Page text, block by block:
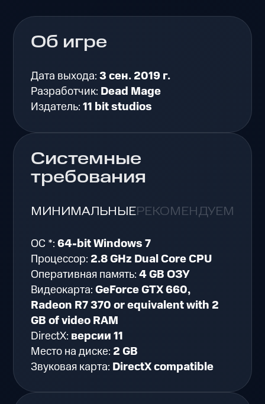
Об игре
Дата выхода:3 сен. 2019 г.
Разработчик: Dead Mage
Издатель:11 bit studios
Системные
требования
МИНИМАЛЬНЫЕРЕКОМЕНДУЕМЫЕ
ОС *:64-bit Windows 7
Процессор: 2.8 GHz Dual Core CPU
Оперативная память:4 GB ОЗУ
Видеокарта:GeForce GTX 660,
Radeon R7 370 or equivalent with 2
GB of video RAM
DirectX: версии 11
Место на диске: 2 GB
Звуковая карта: DirectX compatible